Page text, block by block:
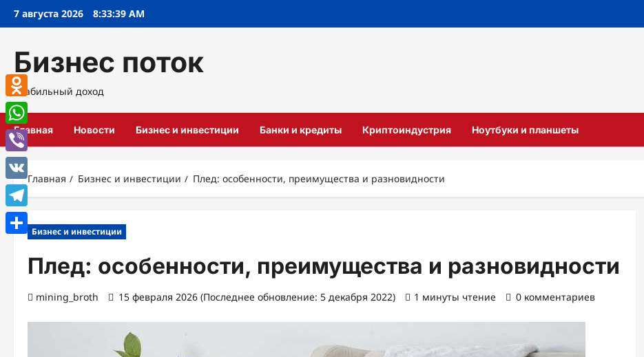
Перейти
7 августа 2026 8:33:40 AM
Бизнес поток
Стабильный доход
Главная Новости Бизнес и инвестиции Банки и кредиты Криптоиндустрия Ноутбуки и планшеты
Главная Бизнес и инвестиции Плед: особенности, преимущества и разновидности
Бизнес и инвестиции
Плед: особенности, преимущества и разновидности
mining_broth 15 февраля 2026 (Последнее обновление: 5 декабря 2022) 1 минуты чтение 0 комментариев
Odnoklassniki
WhatsApp
Viber
VK
Telegram